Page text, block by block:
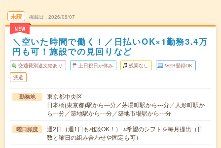
未読
NEW
掲載日 2026/08/07
＼空いた時間で働く！／日払いOK×1勤務3.4万
円も可！施設での見回りなど
交通費別途支給あり 土日祝日が休み 残業なし WEB登録OK
派遣
勤務地
東京都中央区
日本橋(東京都)駅から---分／茅場町駅から---分／人形町駅か
ら---分／築地駅から---分／築地市場駅から---分
曜日頻度
週2日（週1日も相談OK！） ※希望のシフトを毎月提出（日
数と曜日の組み合わせや固定も可）